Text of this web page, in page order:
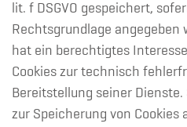
lit. f DSGVO gespeichert,
Rechtsgrundlage angegeben
hat ein berechtigtes
Cookies zur technisch
Bereitstellung seiner
zur Speicherung von Cookies